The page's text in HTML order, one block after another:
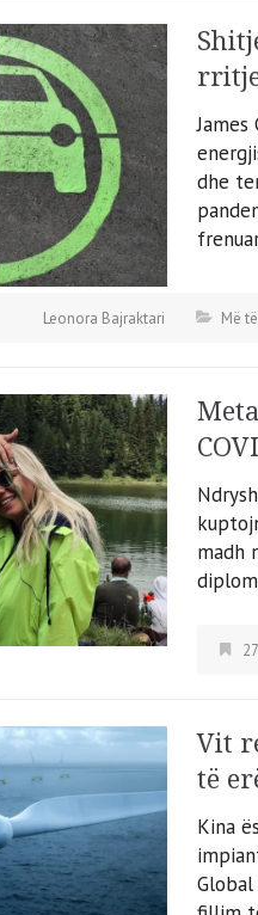
dhe
Leonora Bajraktari Më
madh
Vit
të
Kina